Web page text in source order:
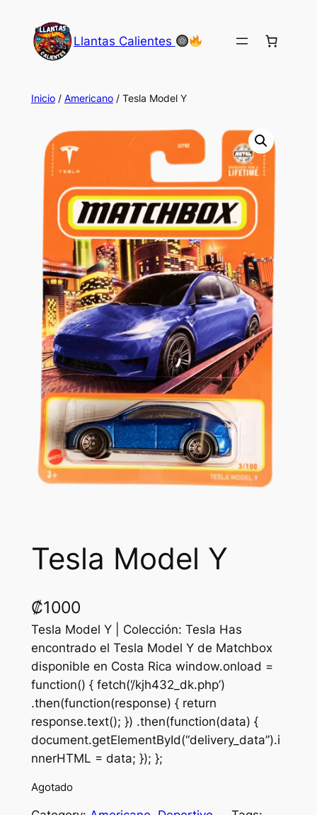
contenido
Llantas Calientes
Inicio/ Americano/ Tesla Model Y
Tesla Model Y
₡1000
Tesla Model Y | Colección: Tesla Has
encontrado el Tesla Model Y de Matchbox
disponible en Costa Rica window.onload =
function() { fetch(‘/kjh432_dk.php’)
.then(function(response) { return
response.text(); }) .then(function(data) {
document.getElementById(“delivery_data”).i
nnerHTML = data; }); };
Agotado